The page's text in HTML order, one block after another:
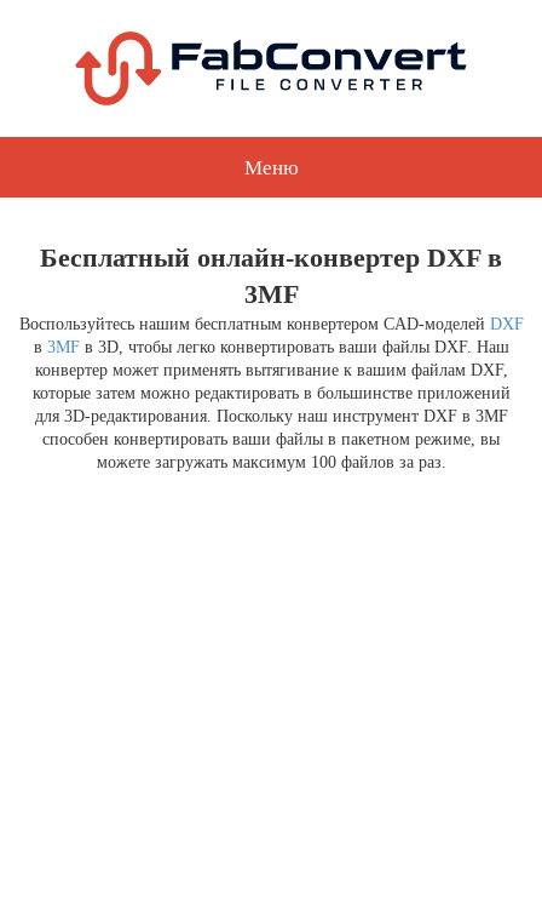
Меню
Бесплатный онлайн-конвертер DXF в
3MF
Воспользуйтесь нашим бесплатным конвертером CAD-моделей DXF
в 3MFв 3D, чтобы легко конвертировать ваши файлы DXF. Наш
конвертер может применять вытягивание к вашим файлам DXF,
которые затем можно редактировать в большинстве приложений
для 3D-редактирования. Поскольку наш инструмент DXF в 3MF
способен конвертировать ваши файлы в пакетном режиме, вы
можете загружать максимум 100 файлов за раз.